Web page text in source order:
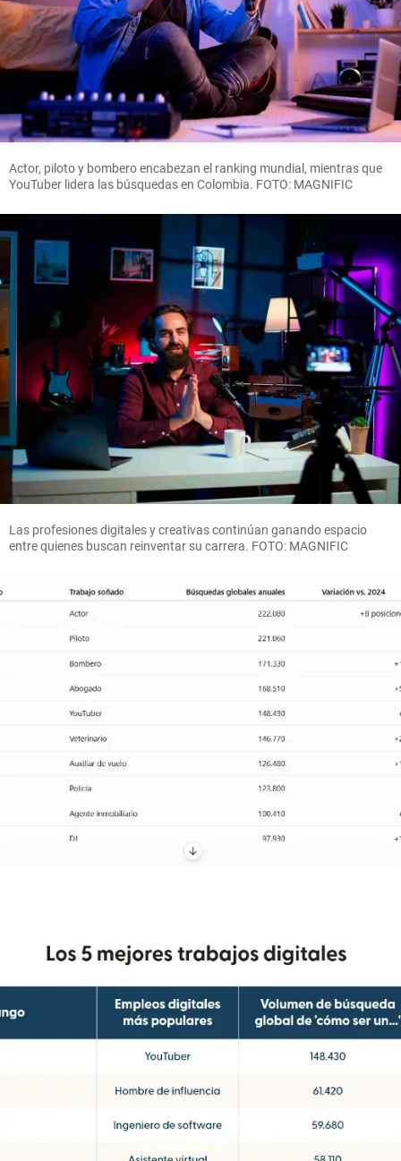
Actor, piloto y bombero encabezan el ranking mundial, mientras que
YouTuber lidera las búsquedas en Colombia. FOTO: MAGNIFIC
Las profesiones digitales y creativas continúan ganando espacio
entre quienes buscan reinventar su carrera. FOTO: MAGNIFIC